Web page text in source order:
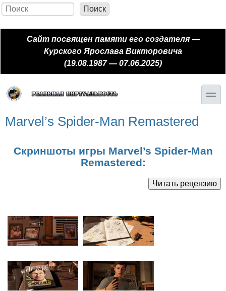
Перейти к основному содержанию
Skip to search
Форма поиска
Поиск
Сайт посвящен памяти его создателя —
Курского Ярослава Викторовича
(19.08.1987 — 07.06.2025)
toggle
Marvel’s Spider-Man Remastered
Скриншоты игры Marvel’s Spider-Man
Remastered: